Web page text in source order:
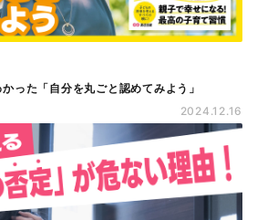
った「自分を丸ごと認めてみよう」
2024.12.16